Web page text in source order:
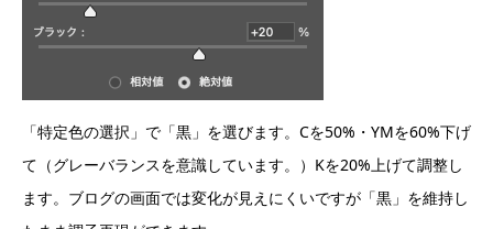
「特定色の選択」で「黒」を選びます。Cを50%・YMを60%下げ
て（グレーバランスを意識しています。）Kを20%上げて調整し
ます。ブログの画面では変化が見えにくいですが「黒」を維持し